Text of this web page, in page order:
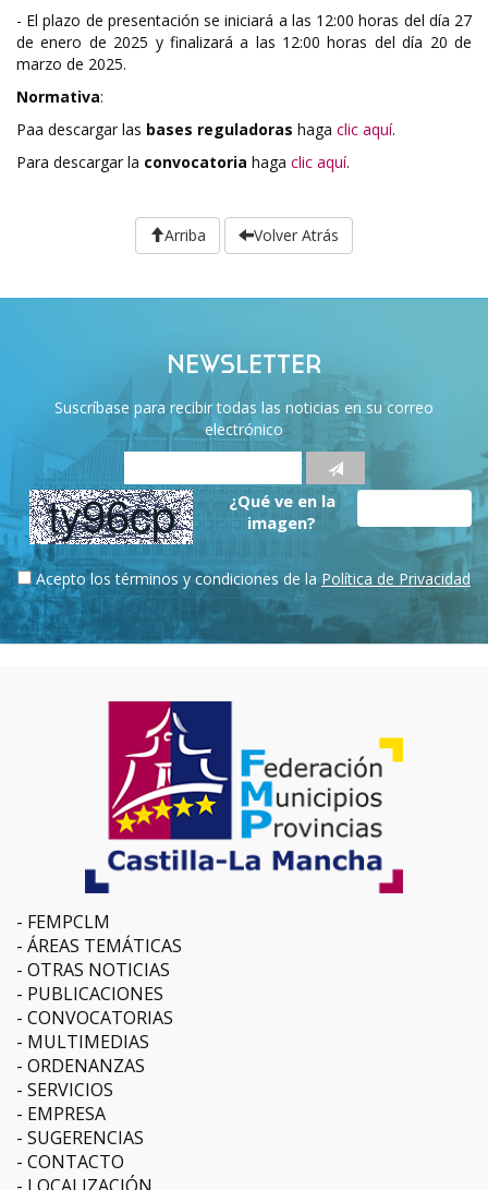
- El plazo de presentación se iniciará a las 12:00 horas del día 27
de enero de 2025 y finalizará a las 12:00 horas del día 20 de
marzo de 2025.
Normativa:
Paa descargar las bases reguladoras haga clic aquí.
Para descargar la convocatoria haga clic aquí.
Arriba Volver Atrás
NEWSLETTER
Suscríbase para recibir todas las noticias en su correo
electrónico
¿Qué ve en la
imagen?
Acepto los términos y condiciones de la Política de Privacidad
FEMPCLM
ÁREAS TEMÁTICAS
OTRAS NOTICIAS
PUBLICACIONES
CONVOCATORIAS
MULTIMEDIAS
ORDENANZAS
SERVICIOS
EMPRESA
SUGERENCIAS
CONTACTO
LOCALIZACIÓN